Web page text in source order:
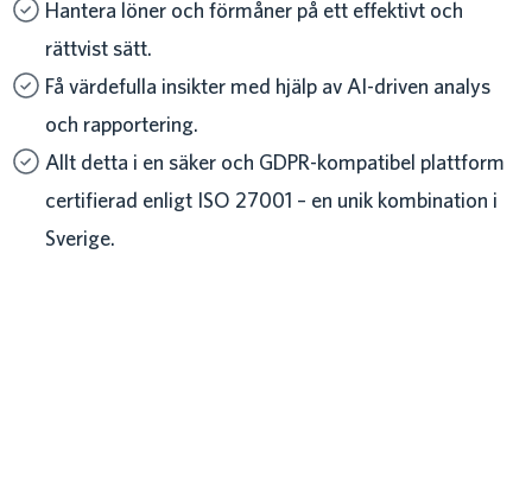
Hantera löner och förmåner på ett effektivt och
rättvist sätt.
Få värdefulla insikter med hjälp av AI-driven analys
och rapportering.
Allt detta i en säker och GDPR-kompatibel plattform
certifierad enligt ISO 27001 – en unik kombination i
Sverige.